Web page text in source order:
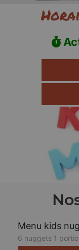
Menu kids
6 nuggets 1